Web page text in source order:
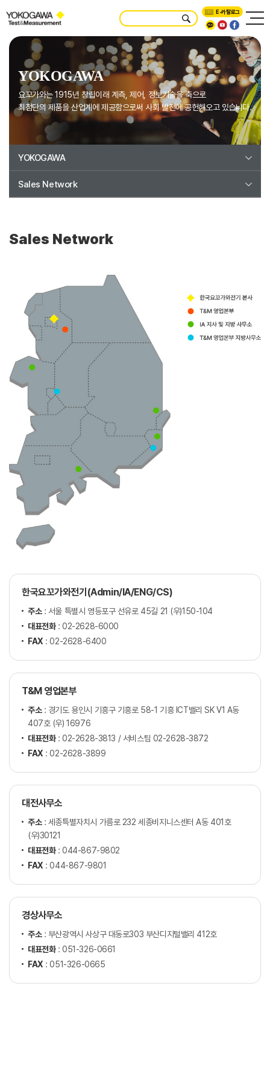
E-카탈로그
YOKOGAWA
요꼬가와는 1915년 창립이래 계측, 제어, 정보기술을 축으로
최첨단의 제품을 산업계에 제공함으로써 사회 발전에 공헌해오고 있습니다.
YOKOGAWA
Sales Network
Sales Network
한국요꼬가와전기(Admin/IA/ENG/CS)
주소: 서울 특별시 영등포구 선유로 45길 21 (우)150-104
대표전화: 02-2628-6000
FAX : 02-2628-6400
T&M 영업본부
주소: 경기도 용인시 기흥구 기흥로 58-1 기흥 ICT밸리 SK V1 A동
407호 (우) 16976
대표전화: 02-2628-3813 / 서비스팀 02-2628-3872
FAX : 02-2628-3899
대전사무소
주소: 세종특별자치시 가름로 232 세종비지니스센터 A동 401호
(우)30121
대표전화: 044-867-9802
FAX : 044-867-9801
경상사무소
주소: 부산광역시 사상구 대동로303 부산디지털밸리 412호
대표전화: 051-326-0661
FAX : 051-326-0665